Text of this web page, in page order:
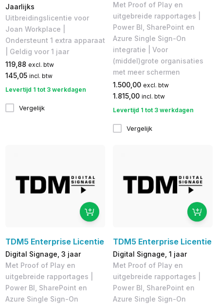
Jaarlijks
Uitbreidingslicentie voor
Joan Workplace |
Ondersteunt 1 extra apparaat
| Geldig voor 1 jaar
119,88 excl. btw
145,05 incl. btw
Levertijd 1 tot 3 werkdagen
Vergelijk
Met Proof of Play en
uitgebreide rapportages |
Power BI, SharePoint en
Azure Single Sign-On
integratie | Voor
(middel)grote organisaties
met meer schermen
1.500,00 excl. btw
1.815,00 incl. btw
Levertijd 1 tot 3 werkdagen
Vergelijk
TDM5 Enterprise Licentie
Digital Signage, 3 jaar
Met Proof of Play en
uitgebreide rapportages |
Power BI, SharePoint en
Azure Single Sign-On
TDM5 Enterprise Licentie
Digital Signage, 1 jaar
Met Proof of Play en
uitgebreide rapportages |
Power BI, SharePoint en
Azure Single Sign-On